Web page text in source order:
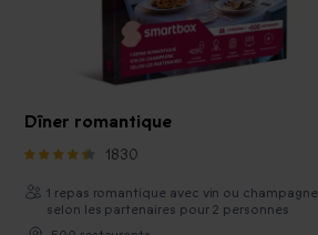
Dîner romantique
1830
1 repas romantique avec vin ou champagne
selon les partenaires pour 2 personnes